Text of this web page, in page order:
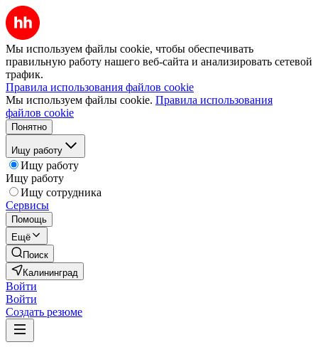
Мы используем файлы cookie, чтобы обеспечивать
правильную работу нашего веб-сайта и анализировать сетевой
трафик.
Правила использования файлов cookie
Мы используем файлы cookie. Правила использования
файлов cookie
Понятно
Ищу работу
Ищу работу
Ищу работу
Ищу сотрудника
Сервисы
Помощь
Ещё
Поиск
Калининград
Войти
Войти
Создать резюме